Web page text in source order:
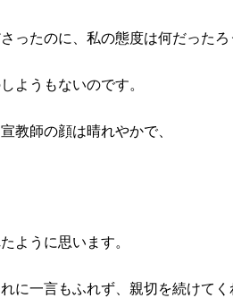
ったのに、私の態度は何だったろ
ようもないのです。
教師の顔は晴れやかで、
ように思います。
に一言もふれず、親切を続けて